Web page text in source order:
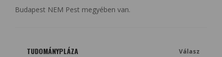
Budapest NEM Pest megyében van.
TUDOMÁNYPLÁZA Válasz